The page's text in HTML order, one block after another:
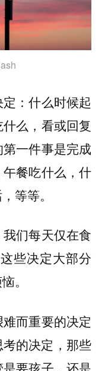
：什么时候起
么，看或回复
一件事是完成
餐吃什么，什
等等。
们每天仅在食
些决定大部分
。
而重要的决定
的决定，那些
要孩子，还是